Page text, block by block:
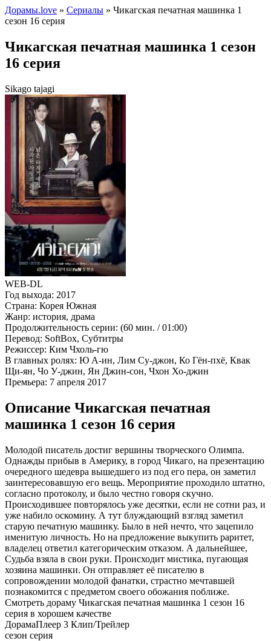
Дорамы.love » Сериалы » Чикагская печатная машинка 1
сезон 16 серия
Чикагская печатная машинка 1 сезон
16 серия
Sikago tajagi
WEB-DL
Год выхода: 2017
Страна: Корея Южная
Жанр: история, драма
Продолжительность серии: (60 мин. / 01:00)
Перевод: SoftBox, Субтитры
Режиссер: Ким Чхоль-гю
В главных ролях: Ю А-ин, Лим Су-джон, Ко Гён-пхё, Квак
Щи-ян, Чо У-джин, Ян Джин-сон, Чхон Хо-джин
Премьера: 7 апреля 2017
Описание Чикагская печатная
машинка 1 сезон 16 серия
Молодой писатель достиг вершины творческого Олимпа.
Однажды прибыв в Америку, в город Чикаго, на презентацию
очередного шедевра вышедшего из под его пера, он заметил
заинтересовавшую его вещь. Мероприятие проходило штатно,
согласно протоколу, и было честно говоря скучно.
Происходившее повторялось уже десятки, если не сотни раз, и
уже набило оскомину. А тут блуждающий взгляд заметил
старую печатную машинку. Было в ней нечто, что зацепило
именитую личность. Но на предложение выкупить раритет,
владелец ответил категорическим отказом. А дальнейшее,
Судьба взяла в свои руки. Происходит мистика, пугающая
хозяина машинки. Он отправляет её писателю в
сопровождении молодой фанатки, страстно мечтавшей
познакомится с предметом своего обожания поближе.
Смотреть дораму Чикагская печатная машинка 1 сезон 16
серия в хорошем качестве
ДорамаПлеер 3 Клип/Трейлер
сезон серия